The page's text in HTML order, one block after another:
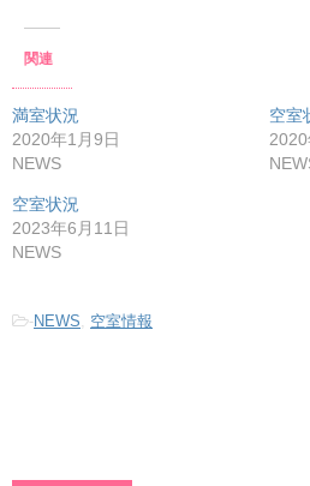
関連
満室状況
2020年1月9日
NEWS
空室
2020
空室状況
2023年6月11日
NEWS
-NEWS, 空室情報